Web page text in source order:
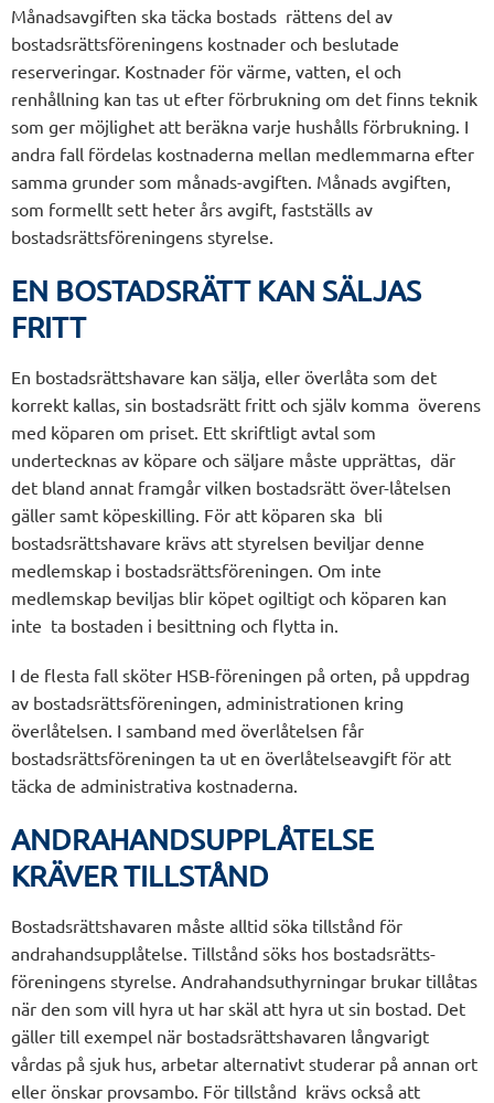
Månadsavgiften ska täcka bostads rättens del av
bostadsrättsföreningens kostnader och beslutade
reserveringar. Kostnader för värme, vatten, el och
renhållning kan tas ut efter förbrukning om det finns teknik
som ger möjlighet att beräkna varje hushålls förbrukning. I
andra fall fördelas kostnaderna mellan medlemmarna efter
samma grunder som månads-avgiften. Månads avgiften,
som formellt sett heter års avgift, fastställs av
bostadsrättsföreningens styrelse.
EN BOSTADSRÄTT KAN SÄLJAS
FRITT
En bostadsrättshavare kan sälja, eller överlåta som det
korrekt kallas, sin bostadsrätt fritt och själv komma överens
med köparen om priset. Ett skriftligt avtal som
undertecknas av köpare och säljare måste upprättas, där
det bland annat framgår vilken bostadsrätt över-låtelsen
gäller samt köpeskilling. För att köparen ska bli
bostadsrättshavare krävs att styrelsen beviljar denne
medlemskap i bostadsrättsföreningen. Om inte
medlemskap beviljas blir köpet ogiltigt och köparen kan
inte ta bostaden i besittning och flytta in.
I de flesta fall sköter HSB-föreningen på orten, på uppdrag
av bostadsrättsföreningen, administrationen kring
överlåtelsen. I samband med överlåtelsen får
bostadsrättsföreningen ta ut en överlåtelseavgift för att
täcka de administrativa kostnaderna.
ANDRAHANDSUPPLÅTELSE
KRÄVER TILLSTÅND
Bostadsrättshavaren måste alltid söka tillstånd för
andrahandsupplåtelse. Tillstånd söks hos bostadsrätts-
föreningens styrelse. Andrahandsuthyrningar brukar tillåtas
när den som vill hyra ut har skäl att hyra ut sin bostad. Det
gäller till exempel när bostadsrättshavaren långvarigt
vårdas på sjuk hus, arbetar alternativt studerar på annan ort
eller önskar provsambo. För tillstånd krävs också att